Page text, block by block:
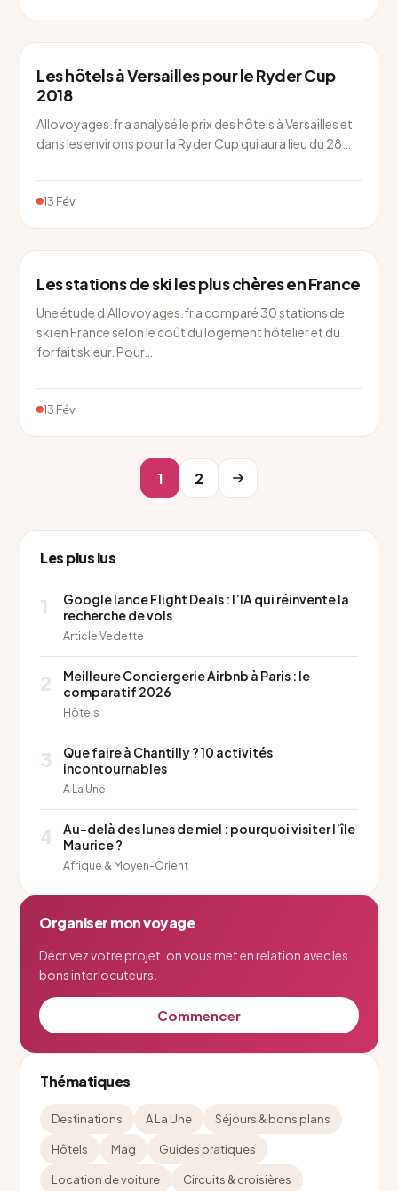
Les hôtels à Versailles pour le Ryder Cup
2018
Allovoyages.fr a analysé le prix des hôtels à Versailles et
dans les environs pour la Ryder Cup qui aura lieu du 28…
13 Fév
Les stations de ski les plus chères en France
Une étude d’Allovoyages.fr a comparé 30 stations de
ski en France selon le coût du logement hôtelier et du
forfait skieur. Pour…
13 Fév
1 2
Les plus lus
1
Google lance Flight Deals : l’IA qui réinvente la
recherche de vols
Article Vedette
2
Meilleure Conciergerie Airbnb à Paris : le
comparatif 2026
Hôtels
3
Que faire à Chantilly ? 10 activités
incontournables
A La Une
4
Au-delà des lunes de miel : pourquoi visiter l’île
Maurice ?
Afrique & Moyen-Orient
Organiser mon voyage
Décrivez votre projet, on vous met en relation avec les
bons interlocuteurs.
Commencer
Thématiques
Destinations A La Une Séjours & bons plans
Hôtels Mag Guides pratiques
Location de voiture Circuits & croisières